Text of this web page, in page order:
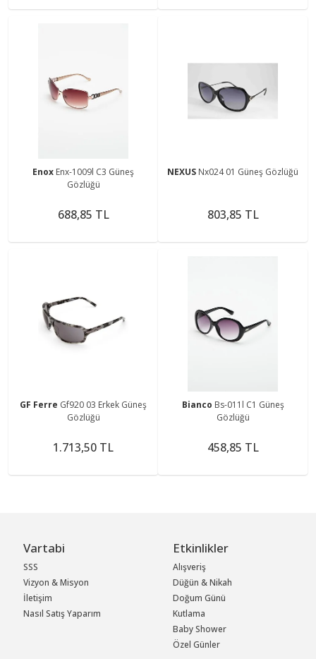
Enox Enx-1009l C3 Güneş
Gözlüğü
688,85 TL
NEXUS Nx024 01 Güneş Gözlüğü
803,85 TL
GF Ferre Gf920 03 Erkek Güneş
Gözlüğü
1.713,50 TL
Bianco Bs-011l C1 Güneş
Gözlüğü
458,85 TL
Vartabi
SSS
Vizyon & Misyon
İletişim
Nasıl Satış Yaparım
Etkinlikler
Alışveriş
Düğün & Nikah
Doğum Günü
Kutlama
Baby Shower
Özel Günler